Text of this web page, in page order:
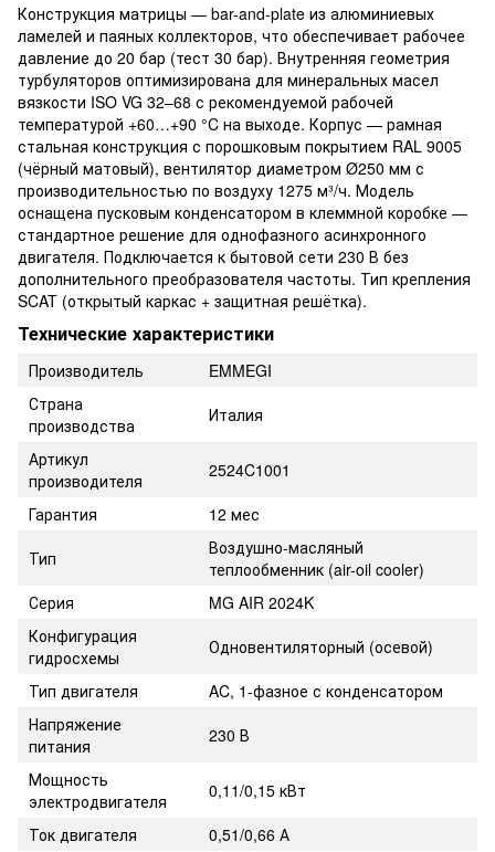
Конструкция матрицы — bar-and-plate из алюминиевых
ламелей и паяных коллекторов, что обеспечивает рабочее
давление до 20 бар (тест 30 бар). Внутренняя геометрия
турбуляторов оптимизирована для минеральных масел
вязкости ISO VG 32–68 с рекомендуемой рабочей
температурой +60…+90 °C на выходе. Корпус — рамная
стальная конструкция с порошковым покрытием RAL 9005
(чёрный матовый), вентилятор диаметром Ø250 мм с
производительностью по воздуху 1275 м³/ч. Модель
оснащена пусковым конденсатором в клеммной коробке —
стандартное решение для однофазного асинхронного
двигателя. Подключается к бытовой сети 230 В без
дополнительного преобразователя частоты. Тип крепления
SCAT (открытый каркас + защитная решётка).
Технические характеристики
Производитель
EMMEGI
Страна
производства
Италия
Артикул
производителя
2524C1001
Гарантия
12 мес
Тип
Воздушно-масляный
теплообменник (air-oil cooler)
Серия
MG AIR 2024K
Конфигурация
гидросхемы
Одновентиляторный (осевой)
Тип двигателя
AC, 1-фазное с конденсатором
Напряжение
питания
230 В
Мощность
электродвигателя
0,11/0,15 кВт
Ток двигателя
0,51/0,66 А